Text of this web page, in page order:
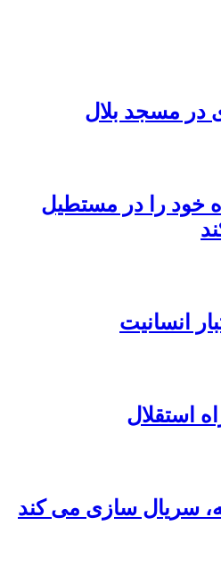
در مسجد بلال
خود را در مستطیل
انسانیت
استقلال
سریال سازی می کند